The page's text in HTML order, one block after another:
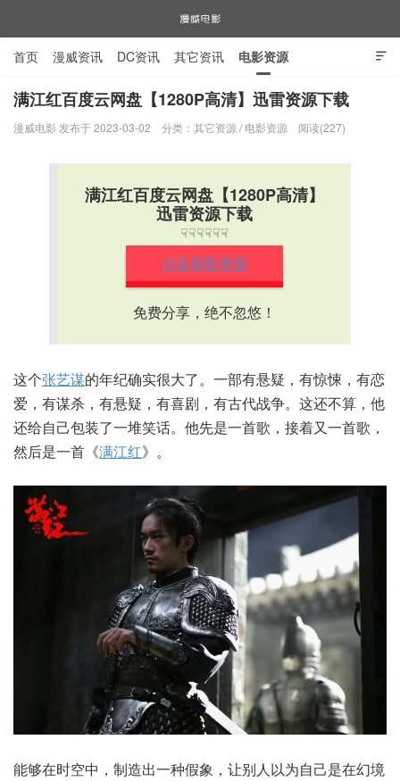

首页 漫威资讯 DC资讯 其它资讯 电影资源
电视剧资源 漫威图片
满江红百度云网盘【1280P高清】迅雷资源下载
漫威电影 发布于 2023-03-02 分类： 其它资源 / 电影资源 阅读(227)
满江红百度云网盘【1280P高清】
迅雷资源下载
☟☟☟☟☟☟
点击获取资源
免费分享，绝不忽悠！
这个张艺谋的年纪确实很大了。一部有悬疑，有惊悚，有恋
爱，有谋杀，有悬疑，有喜剧，有古代战争。这还不算，他
还给自己包装了一堆笑话。他先是一首歌，接着又一首歌，
然后是一首《满江红》。
能够在时空中，制造出一种假象，让别人以为自己是在幻境